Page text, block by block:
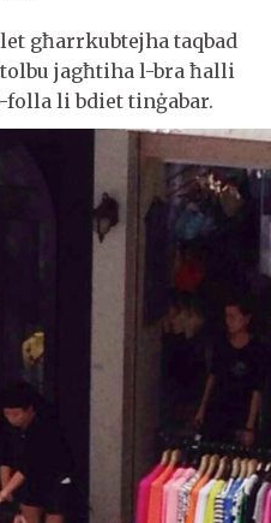
għarrkubtejha taqbad
jagħtiha l-bra ħalli
li bdiet tinġabar.